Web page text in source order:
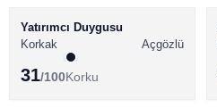
BİTCOİN HABERLERİ
ALTCOİN HABERLERİ
Yatırımcı Duygusu
Korkak
Açgözlü
31/100Korku